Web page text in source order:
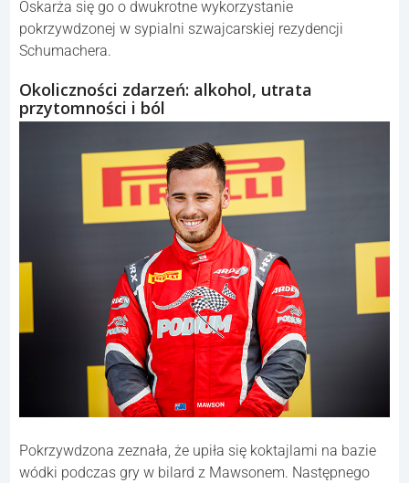
Oskarża się go o dwukrotne wykorzystanie
pokrzywdzonej w sypialni szwajcarskiej rezydencji
Schumachera.
Okoliczności zdarzeń: alkohol, utrata
przytomności i ból
Pokrzywdzona zeznała, że upiła się koktajlami na bazie
wódki podczas gry w bilard z Mawsonem. Następnego